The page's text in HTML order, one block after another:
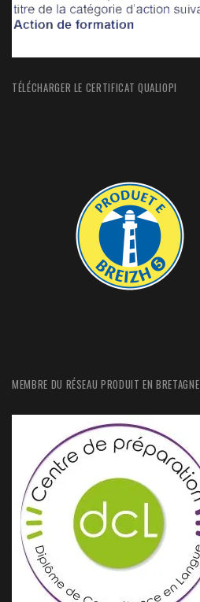
TÉLÉCHARGER LE CERTIFICAT QUALIOPI
MEMBRE DU RÉSEAU PRODUIT EN BRETAGNE